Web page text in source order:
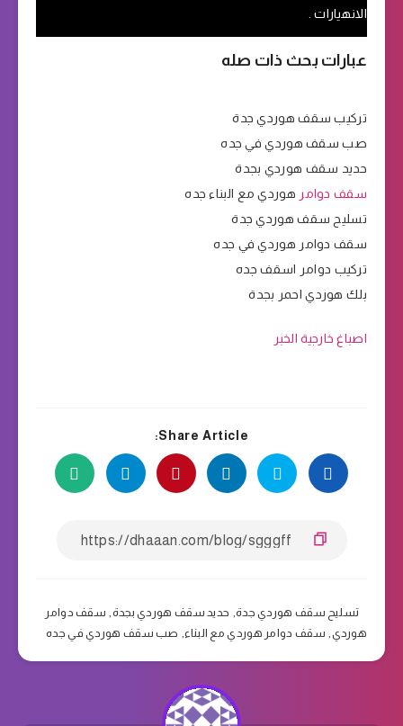
الانهيارات .
عبارات بحث ذات صله
تركيب سقف هوردي جدة
صب سقف هوردي في جده
حديد سقف هوردي بجدة
سقف دوامر هوردي مع البناء جده
تسليح سقف هوردي جدة
سقف دوامر هوردي في جده
تركيب دوامر اسقف جده
بلك هوردي احمر بجدة
اصباغ خارجية الخبر
Share Article:
تسليح سقف هوردي جدة, حديد سقف هوردي بجدة , سقف دوامر
هوردي, سقف دوامر هوردي مع البناء, صب سقف هوردي في جده